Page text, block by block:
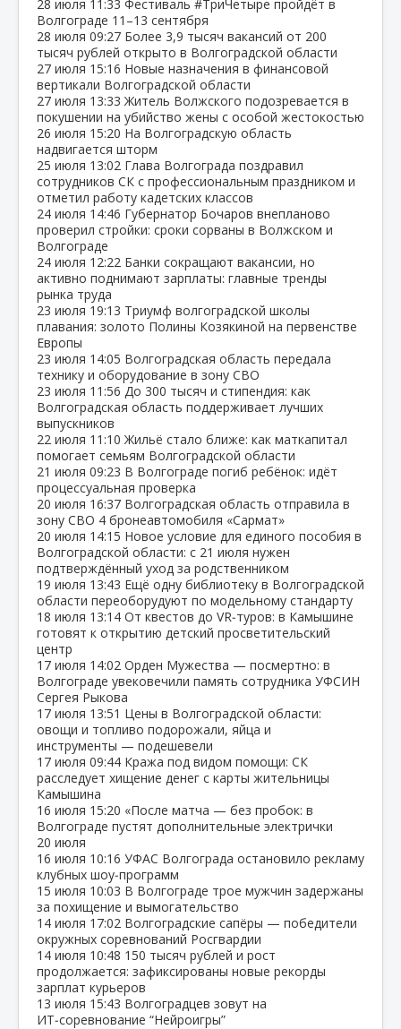
28 июля 11:33 Фестиваль #ТриЧетыре пройдёт в
Волгограде 11–13 сентября
28 июля 09:27 Более 3,9 тысяч вакансий от 200
тысяч рублей открыто в Волгоградской области
27 июля 15:16 Новые назначения в финансовой
вертикали Волгоградской области
27 июля 13:33 Житель Волжского подозревается в
покушении на убийство жены с особой жестокостью
26 июля 15:20 На Волгоградскую область
надвигается шторм
25 июля 13:02 Глава Волгограда поздравил
сотрудников СК с профессиональным праздником и
отметил работу кадетских классов
24 июля 14:46 Губернатор Бочаров внепланово
проверил стройки: сроки сорваны в Волжском и
Волгограде
24 июля 12:22 Банки сокращают вакансии, но
активно поднимают зарплаты: главные тренды
рынка труда
23 июля 19:13 Триумф волгоградской школы
плавания: золото Полины Козякиной на первенстве
Европы
23 июля 14:05 Волгоградская область передала
технику и оборудование в зону СВО
23 июля 11:56 До 300 тысяч и стипендия: как
Волгоградская область поддерживает лучших
выпускников
22 июля 11:10 Жильё стало ближе: как маткапитал
помогает семьям Волгоградской области
21 июля 09:23 В Волгограде погиб ребёнок: идёт
процессуальная проверка
20 июля 16:37 Волгоградская область отправила в
зону СВО 4 бронеавтомобиля «Сармат»
20 июля 14:15 Новое условие для единого пособия в
Волгоградской области: с 21 июля нужен
подтверждённый уход за родственником
19 июля 13:43 Ещё одну библиотеку в Волгоградской
области переоборудуют по модельному стандарту
18 июля 13:14 От квестов до VR‑туров: в Камышине
готовят к открытию детский просветительский
центр
17 июля 14:02 Орден Мужества — посмертно: в
Волгограде увековечили память сотрудника УФСИН
Сергея Рыкова
17 июля 13:51 Цены в Волгоградской области:
овощи и топливо подорожали, яйца и
инструменты — подешевели
17 июля 09:44 Кража под видом помощи: СК
расследует хищение денег с карты жительницы
Камышина
16 июля 15:20 «После матча — без пробок: в
Волгограде пустят дополнительные электрички
20 июля
16 июля 10:16 УФАС Волгограда остановило рекламу
клубных шоу‑программ
15 июля 10:03 В Волгограде трое мужчин задержаны
за похищение и вымогательство
14 июля 17:02 Волгоградские сапёры — победители
окружных соревнований Росгвардии
14 июля 10:48 150 тысяч рублей и рост
продолжается: зафиксированы новые рекорды
зарплат курьеров
13 июля 15:43 Волгоградцев зовут на
ИТ‑соревнование “Нейроигры”